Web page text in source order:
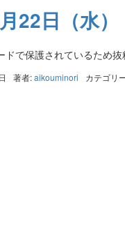
22日（水）
ドで保護されているため抜
著者:aikouminori カテゴリ